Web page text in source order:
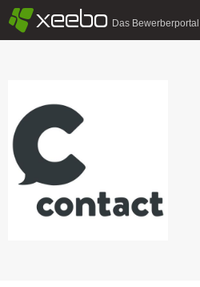
§xeebo Das Bewerberportal